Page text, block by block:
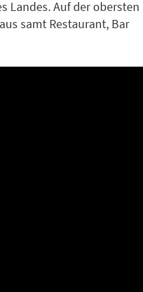
Landes. Auf der obersten
samt Restaurant, Bar